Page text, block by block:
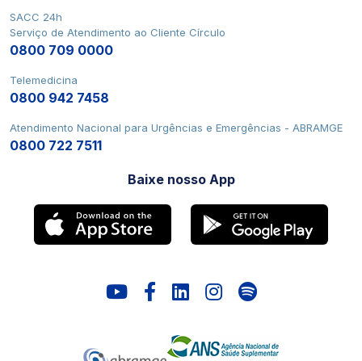
Baixe nosso App
SACC 24h
Serviço de Atendimento ao Cliente Círculo
0800 709 0000
Telemedicina
0800 942 7458
Atendimento Nacional para Urgências e Emergências - ABRAMGE
0800 722 7511